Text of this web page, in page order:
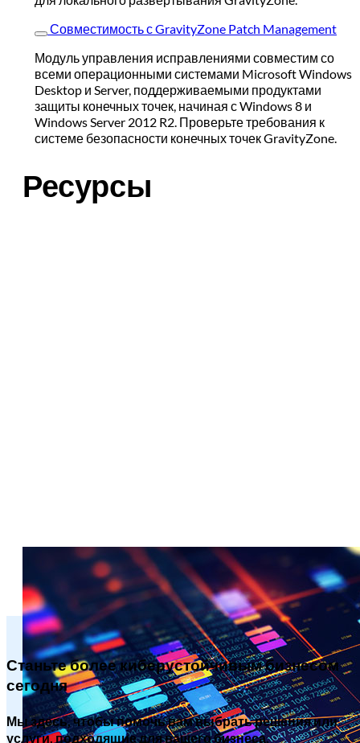
Совместимость с GravityZone Patch Management
Модуль управления исправлениями совместим со
всеми операционными системами Microsoft Windows
Desktop и Server, поддерживаемыми продуктами
защиты конечных точек, начиная с Windows 8 и
Windows Server 2012 R2. Проверьте требования к
системе безопасности конечных точек GravityZone.
Ресурсы
Станьте более киберустойчивым бизнесом
сегодня
Мы здесь, чтобы помочь вам выбрать решения или
услуги, подходящие для вашего бизнеса.